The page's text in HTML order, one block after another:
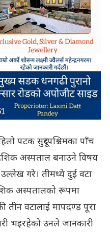
पटक सुदूरपश्चिमका पाँच
अस्पताल बनाउने विषय
उल्लेख गरे। तीमध्ये दुई वटा
अस्पतालको रूपमा
तीन वटालाई मापदण्ड पूरा
भइरहेको उनले जानकारी